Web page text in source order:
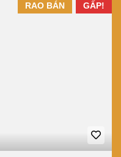
GẤP!
RAO BÁN